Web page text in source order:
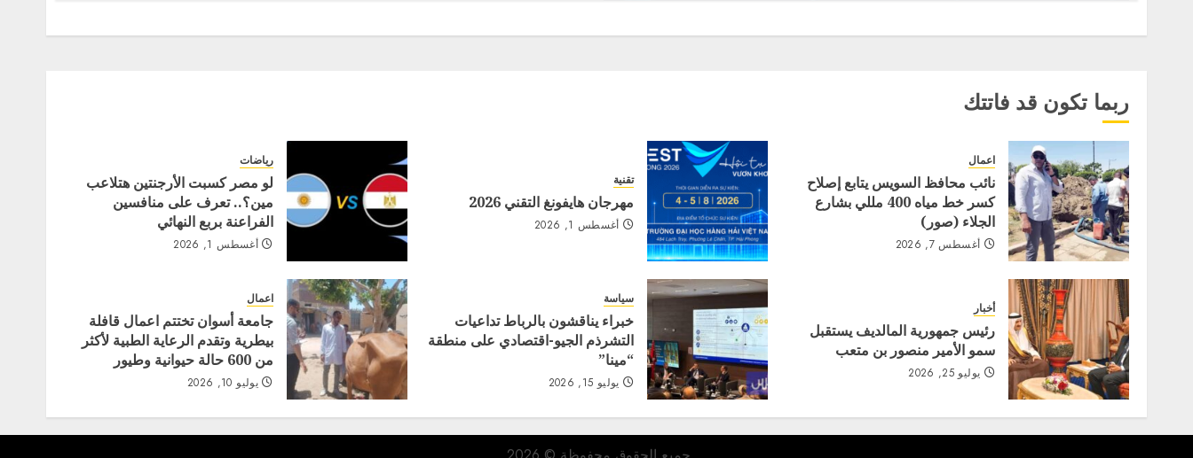
ربما تكون قد فاتتك
اعمال
نائب محافظ السويس يتابع إصلاح
كسر خط مياه 400 مللي بشارع
الجلاء (صور)
أغسطس 7, 2026
تقنية
مهرجان هايفونغ التقني 2026
أغسطس 1, 2026
رياضات
لو مصر كسبت الأرجنتين هتلاعب
مين؟.. تعرف على منافسين
الفراعنة بربع النهائي
أغسطس 1, 2026
أخبار
رئيس جمهورية المالديف يستقبل
سمو الأمير منصور بن متعب
يوليو 25, 2026
سياسة
خبراء يناقشون بالرباط تداعيات
التشرذم الجيو-اقتصادي على منطقة
“مينا”
يوليو 15, 2026
اعمال
جامعة أسوان تختتم اعمال قافلة
بيطرية وتقدم الرعاية الطبية لأكثر
من 600 حالة حيوانية وطيور
يوليو 10, 2026